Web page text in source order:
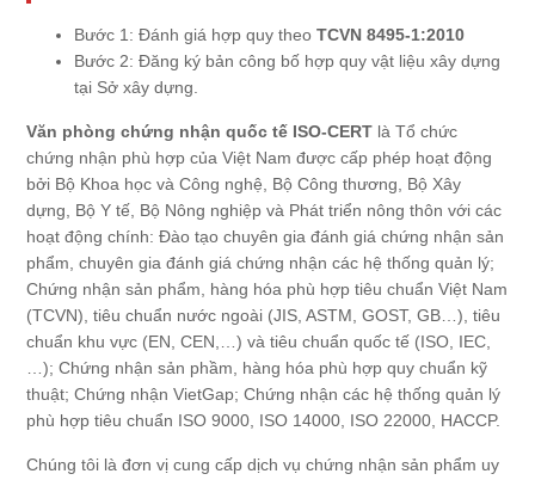
Bước 1: Đánh giá hợp quy theoTCVN 8495-1:2010
Bước 2: Đăng ký bản công bố hợp quy vật liệu xây dựng
tại Sở xây dựng.
Văn phòng chứng nhận quốc tế ISO-CERT là Tổ chức
chứng nhận phù hợp của Việt Nam được cấp phép hoạt động
bởi Bộ Khoa học và Công nghệ, Bộ Công thương, Bộ Xây
dựng, Bộ Y tế, Bộ Nông nghiệp và Phát triển nông thôn với các
hoạt động chính: Đào tạo chuyên gia đánh giá chứng nhận sản
phẩm, chuyên gia đánh giá chứng nhận các hệ thống quản lý;
Chứng nhận sản phẩm, hàng hóa phù hợp tiêu chuẩn Việt Nam
(TCVN), tiêu chuẩn nước ngoài (JIS, ASTM, GOST, GB…), tiêu
chuẩn khu vực (EN, CEN,…) và tiêu chuẩn quốc tế (ISO, IEC,
…); Chứng nhận sản phầm, hàng hóa phù hợp quy chuẩn kỹ
thuật; Chứng nhận VietGap; Chứng nhận các hệ thống quản lý
phù hợp tiêu chuẩn ISO 9000, ISO 14000, ISO 22000, HACCP.
Chúng tôi là đơn vị cung cấp dịch vụ chứng nhận sản phẩm uy